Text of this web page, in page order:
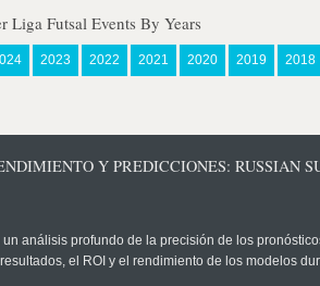
Liga Futsal Events By Years
2023 2022 2021 2020 2019 2018
Y PREDICCIONES: RUSSIAN
un análisis profundo de la precisión de los
el ROI y el rendimiento de los modelos